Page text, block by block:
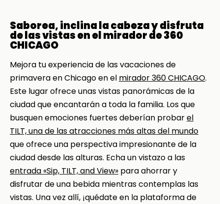
Saborea, inclina la cabeza y disfruta
de las vistas en el mirador de 360
CHICAGO
Mejora tu experiencia de las vacaciones de
primavera en Chicago en el mirador 360 CHICAGO.
Este lugar ofrece unas vistas panorámicas de la
ciudad que encantarán a toda la familia. Los que
busquen emociones fuertes deberían probarel
TILT, una de las atracciones más altas del mundo
que ofrece una perspectiva impresionante de la
ciudad desde las alturas. Echa un vistazo a las
entrada «Sip, TILT, and View» para ahorrar y
disfrutar de una bebida mientras contemplas las
vistas. Una vez allí, ¡quédate en la plataforma de